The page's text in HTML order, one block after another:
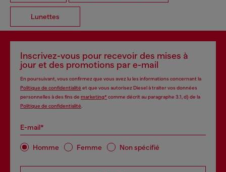
Lunettes
Inscrivez-vous pour recevoir des mises à
jour et des promotions par e-mail
En poursuivant, vous confirmez que vous avez lu les informations concernant la
Politique de confidentialité et que vous autorisez Diesel à traiter vos données
personnelles à des fins de marketing*comme décrit au paragraphe 3.1, d) de la
Politique de confidentialité.
E-mail*
Homme Femme Non spécifié